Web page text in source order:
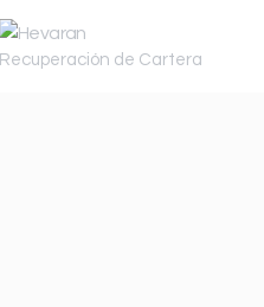
Recuperación de Cartera